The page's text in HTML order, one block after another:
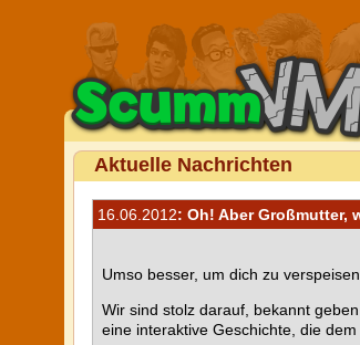
Aktuelle Nachrichten
16.06.2012: Oh! Aber Großmutter,
Umso besser, um dich zu
Wir sind stolz darauf, bekannt
eine interaktive Geschichte, die